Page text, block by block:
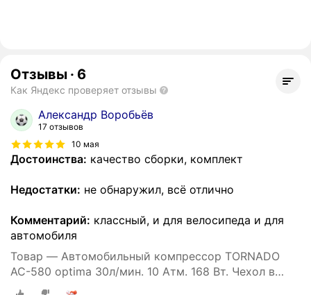
Отзывы · 6
Как Яндекс проверяет отзывы
Александр Воробьёв
17 отзывов
10 мая
Достоинства: качество сборки, комплект
Недостатки: не обнаружил, всё отлично
Комментарий: классный, и для велосипеда и для
автомобиля
Товар — Автомобильный компрессор TORNADO
АС-580 optima 30л/мин. 10 Атм. 168 Вт. Чехол в
комплекте.